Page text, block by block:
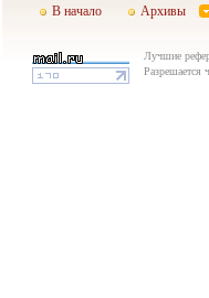
В начало Архивы
Лучшие
Разрешается